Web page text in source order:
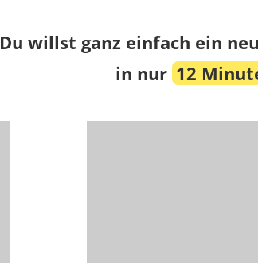
Du willst ganz einfach ein
in nur 12